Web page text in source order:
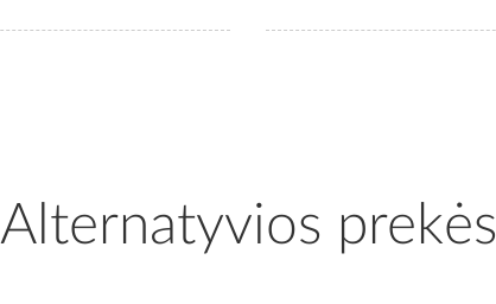
Alternatyvios prekės